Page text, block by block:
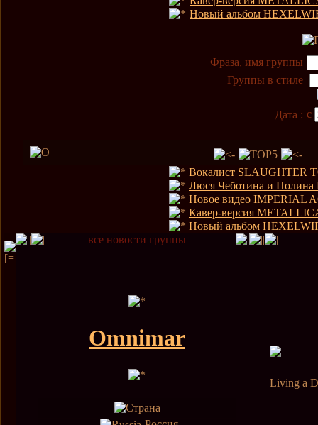
Новый альбом
Фраза, имя группы
Группы в стиле
Дата : с
Вокалист SLAUGHTER
Люся Чеботина и
Новое видео IMPERIAL
Кавер-версия
Новый альбом
все новости группы
Omnimar
Living a